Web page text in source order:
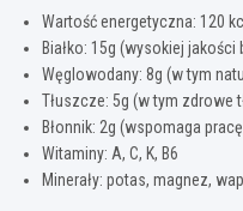
Wartość energetyczna: 120
Białko: 15g (wysokiej
Węglowodany: 8g (w tym
Tłuszcze: 5g (w tym zdrowe
Błonnik: 2g (wspomaga
Witaminy: A, C, K, B6
Minerały: potas, magnez,